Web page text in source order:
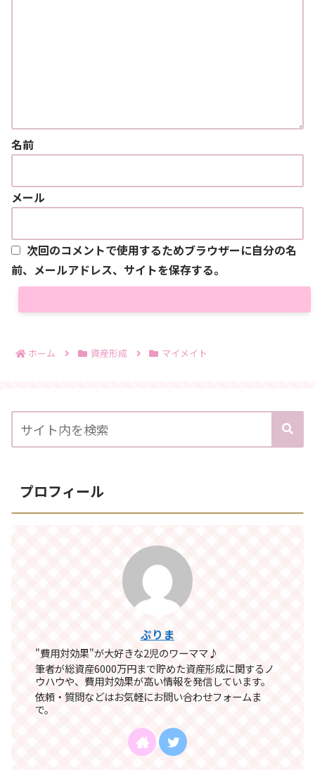
名前
メール
次回のコメントで使用するためブラウザーに自分の名
前、メールアドレス、サイトを保存する。
ホーム 資産形成 マイメイト
プロフィール
ぷりま
"費用対効果"が大好きな2児のワーママ♪
筆者が総資産6000万円まで貯めた資産形成に関するノ
ウハウや、費用対効果が高い情報を発信しています。
依頼・質問などはお気軽にお問い合わせフォームま
で。